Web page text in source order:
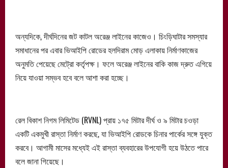
অন্যদিকে, দীর্ঘদিনের জট কাটল অরেঞ্জ লাইনের কাজেও। চিংড়িঘাটার সমস্যার
সমাধানের পর এবার ভিআইপি রোডের হলদিরাম মোড় এলাকায় নির্মাণকাজের
অনুমতি পেয়েছে মেট্রো কর্তৃপক্ষ। ফলে অরেঞ্জ লাইনের বাকি কাজ দ্রুত এগিয়ে
নিয়ে যাওয়া সম্ভব হবে বলে আশা করা হচ্ছে।
রেল বিকাশ নিগম লিমিটেড (RVNL) প্রায় ১৭৫ মিটার দীর্ঘ ও ৯ মিটার চওড়া
একটি একমুখী রাস্তা নির্মাণ করছে, যা ভিআইপি রোডকে চিনার পার্কের সঙ্গে যুক্ত
করবে। আগামী মাসের মধ্যেই এই রাস্তা ব্যবহারের উপযোগী হয়ে উঠতে পারে
বলে জানা গিয়েছে।